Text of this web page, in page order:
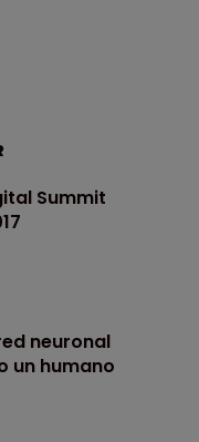
Summit
neuronal
un humano